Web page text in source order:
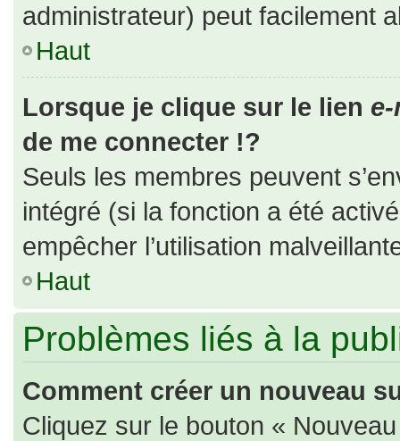
administrateur) peut facilement
Haut
Lorsque je clique sur le lien
de me connecter !?
Seuls les membres peuvent
intégré (si la fonction a été
empêcher l’utilisation
Haut
Problèmes liés à la
Comment créer un nouveau
Cliquez sur le bouton «